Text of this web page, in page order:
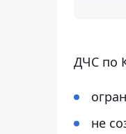
ДЧС по
не